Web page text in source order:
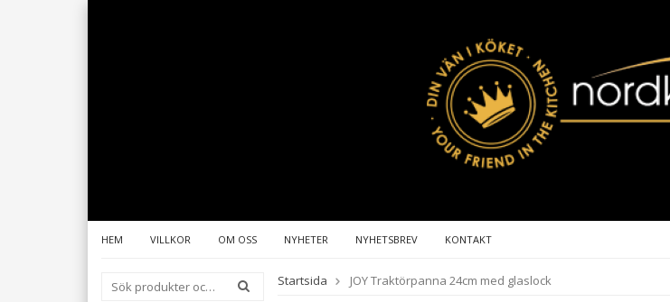
HEM VILLKOR OM OSS NYHETER NYHETSBREV KONTAKT
Startsida JOY Traktörpanna 24cm med glaslock